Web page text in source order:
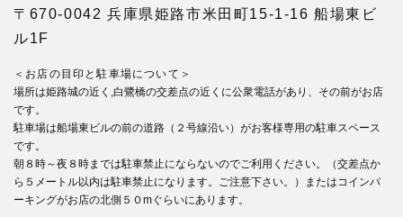
〒670-0042 兵庫県姫路市米田町15-1-16 船場東ビ
ル1F
＜お店の目印と駐車場について＞
場所は姫路城の近く,白鷺橋の交差点の近くに公衆電話があり、その前がお店
です。
駐車場は船場東ビルの前の道路（２号線沿い）がお客様専用の駐車スペース
です。
朝８時～夜８時までは駐車禁止にならないのでご利用ください。（交差点か
ら５メートル以内は駐車禁止になります。ご注意下さい。）またはコインパ
ーキングがお店の北側５０mぐらいにあります。